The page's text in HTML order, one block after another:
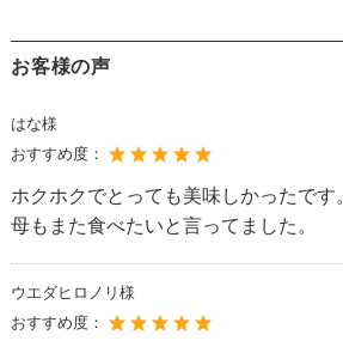
お客様の声
はな様
おすすめ度：
ホクホクでとっても美味しかったです。
母もまた食べたいと言ってました。
ウエダヒロノリ様
おすすめ度：